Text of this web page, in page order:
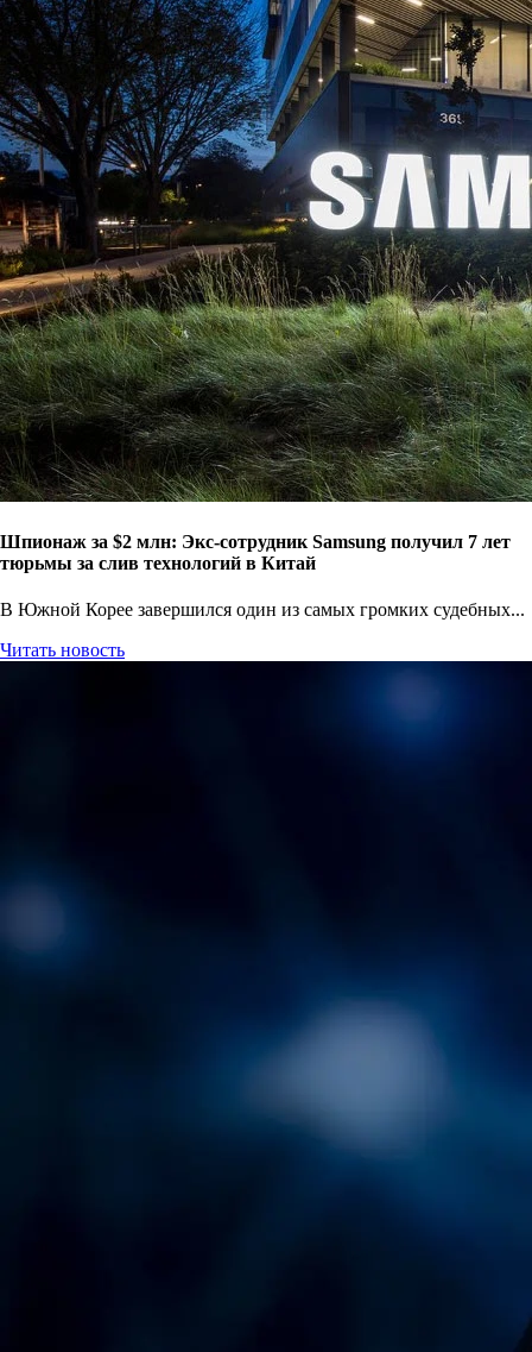
Шпионаж за $2 млн: Экс-сотрудник Samsung получил 7 лет
тюрьмы за слив технологий в Китай
В Южной Корее завершился один из самых громких судебных...
Читать новость